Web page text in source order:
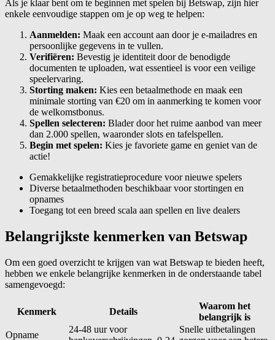
Als je klaar bent om te beginnen met spelen bij Betswap, zijn hier
enkele eenvoudige stappen om je op weg te helpen:
Aanmelden: Maak een account aan door je e-mailadres en
persoonlijke gegevens in te vullen.
Verifiëren: Bevestig je identiteit door de benodigde
documenten te uploaden, wat essentieel is voor een veilige
speelervaring.
Storting maken: Kies een betaalmethode en maak een
minimale storting van €20 om in aanmerking te komen voor
de welkomstbonus.
Spellen selecteren: Blader door het ruime aanbod van meer
dan 2.000 spellen, waaronder slots en tafelspellen.
Begin met spelen: Kies je favoriete game en geniet van de
actie!
Gemakkelijke registratieprocedure voor nieuwe spelers
Diverse betaalmethoden beschikbaar voor stortingen en
opnames
Toegang tot een breed scala aan spellen en live dealers
Belangrijkste kenmerken van Betswap
Om een goed overzicht te krijgen van wat Betswap te bieden heeft,
hebben we enkele belangrijke kenmerken in de onderstaande tabel
samengevoegd:
Kenmerk Details
Waarom het
belangrijk is
Opname
24-48 uur voor
Snelle uitbetalingen